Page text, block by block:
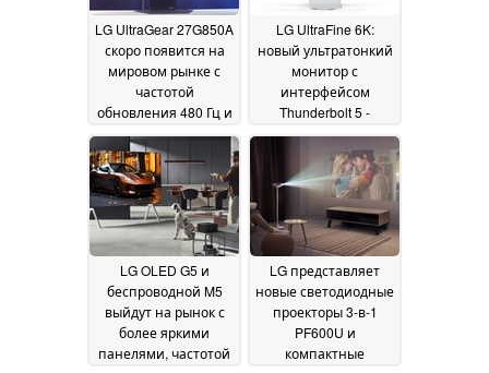
LG UltraGear 27G850A
скоро появится на
мировом рынке с
частотой
обновления 480 Гц и
технологией Dual
Mode17 January 2025
LG UltraFine 6K:
новый ультратонкий
монитор с
интерфейсом
Thunderbolt 5 -
потенциальный
конкурент Apple Pro
Display XDR07 January
2025
LG OLED G5 и
беспроводной M5
выйдут на рынок с
более яркими
панелями, частотой
LG представляет
новые светодиодные
проекторы 3-в-1
PF600U и
компактные